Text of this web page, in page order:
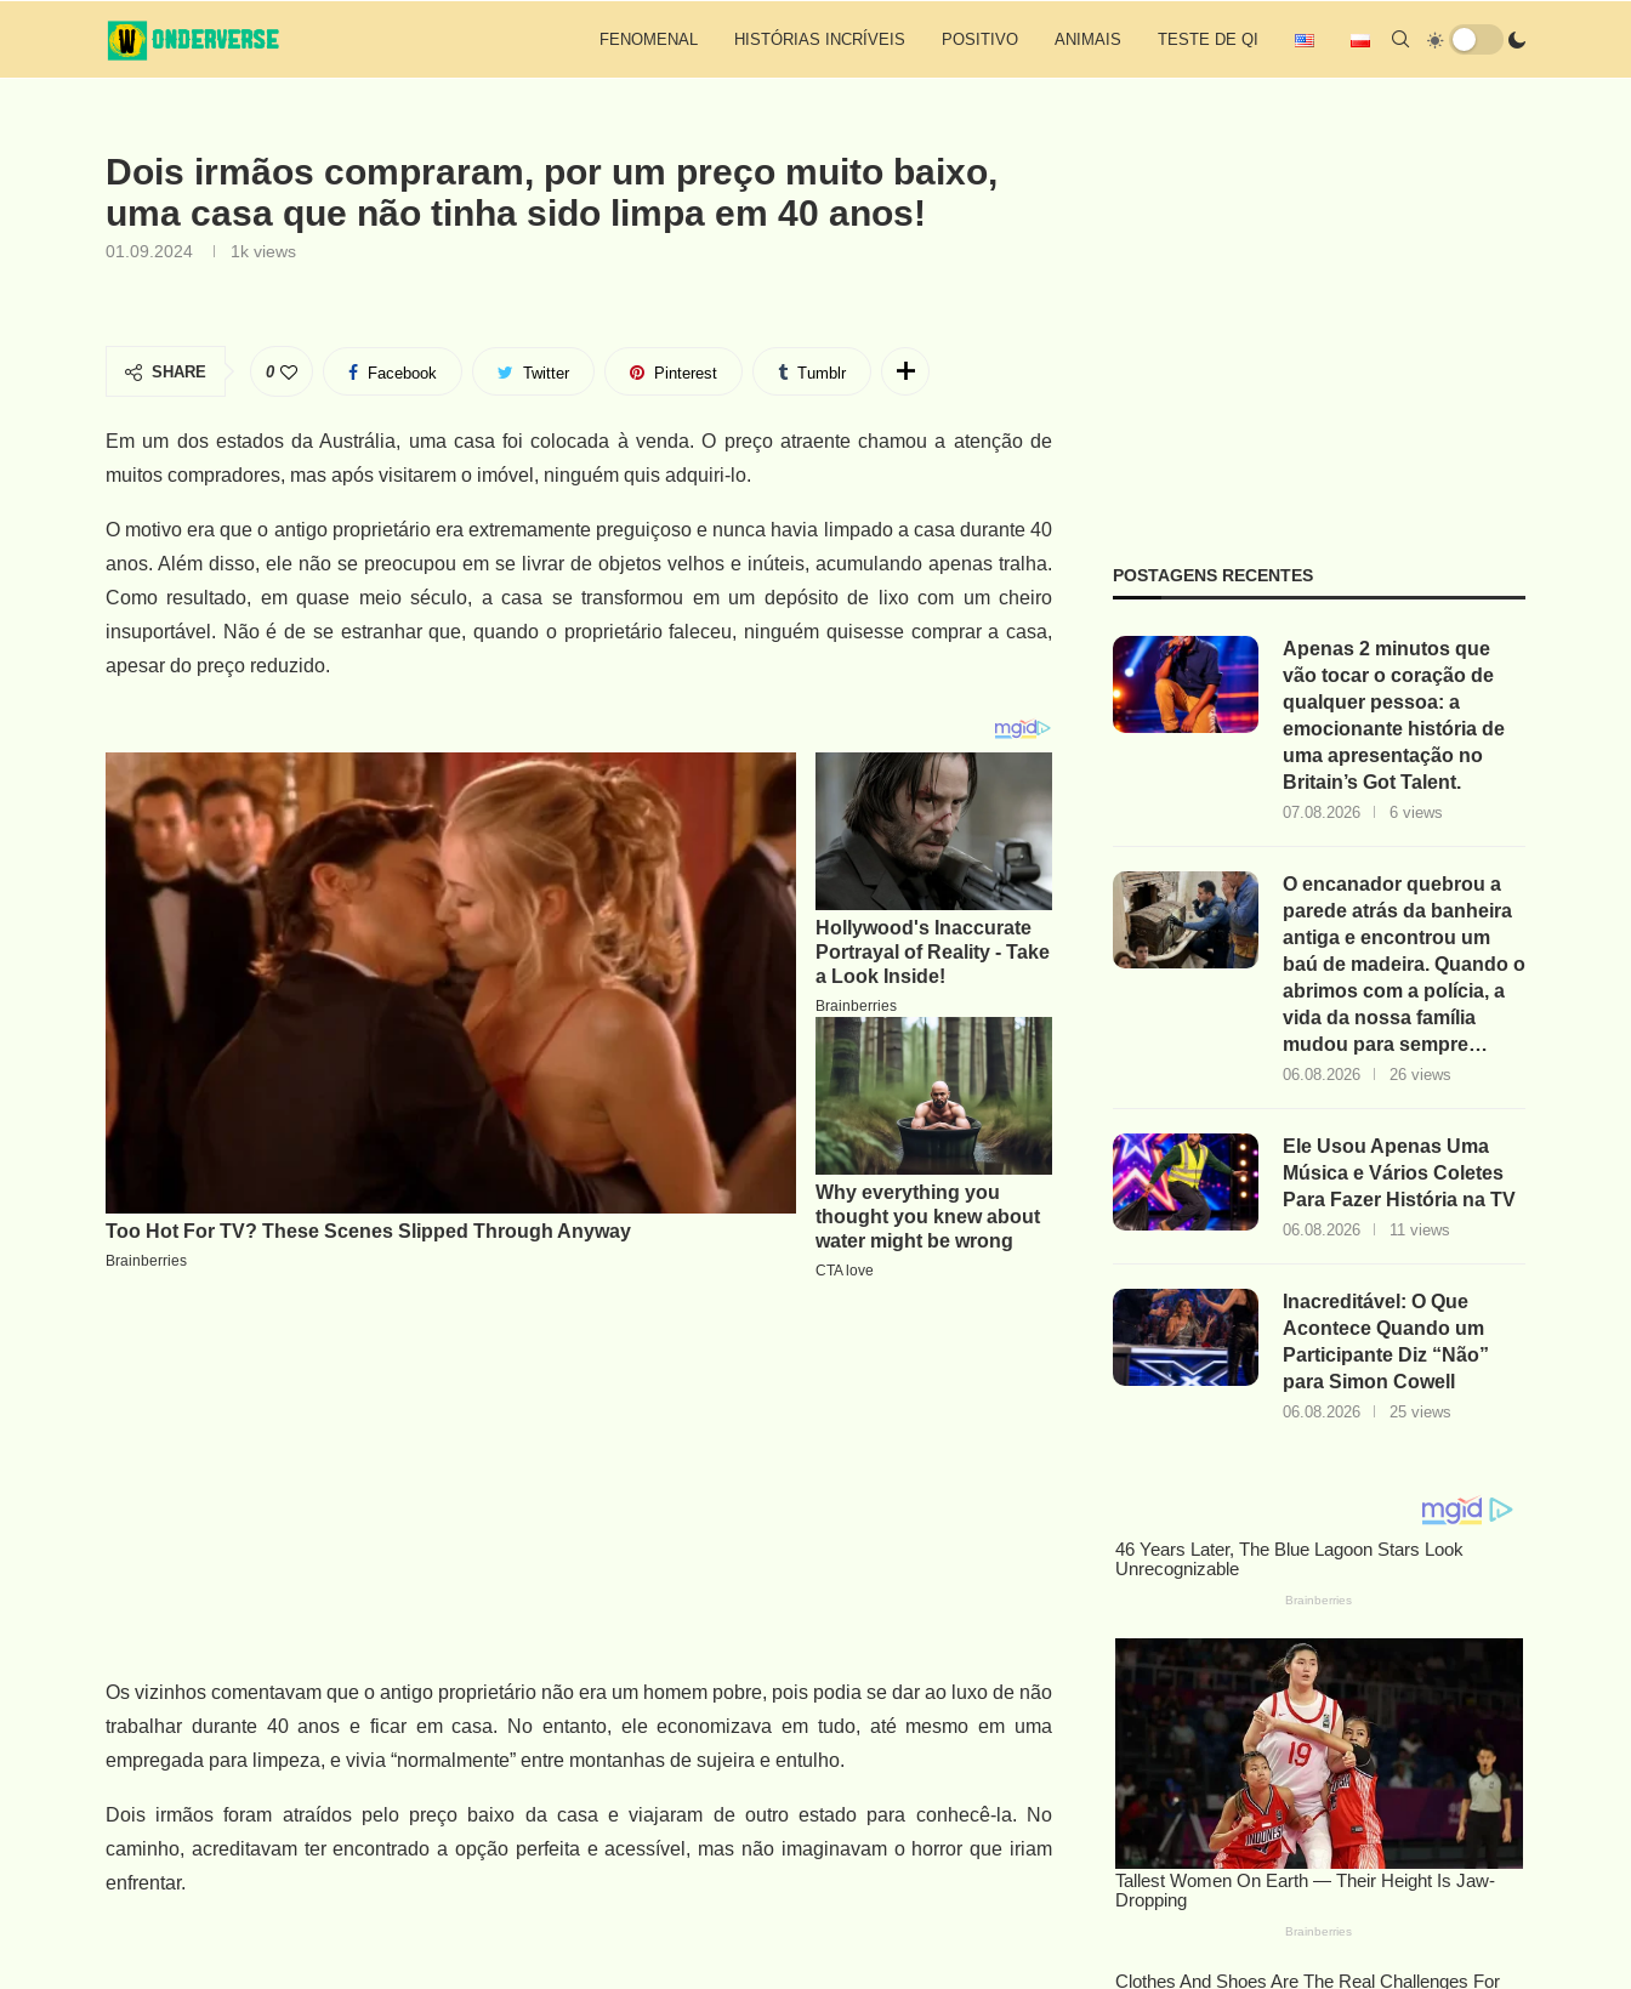
FENOMENAL HISTÓRIAS INCRÍVEIS POSITIVO ANIMAIS TESTE DE QI
Dois irmãos compraram, por um preço muito baixo,
uma casa que não tinha sido limpa em 40 anos!
01.09.2024 1k views
SHARE 0 Facebook Twitter Pinterest Tumblr
Em um dos estados da Austrália, uma casa foi colocada à venda. O preço atraente chamou a atenção de
muitos compradores, mas após visitarem o imóvel, ninguém quis adquiri-lo.
O motivo era que o antigo proprietário era extremamente preguiçoso e nunca havia limpado a casa durante 40
anos. Além disso, ele não se preocupou em se livrar de objetos velhos e inúteis, acumulando apenas tralha.
Como resultado, em quase meio século, a casa se transformou em um depósito de lixo com um cheiro
insuportável. Não é de se estranhar que, quando o proprietário faleceu, ninguém quisesse comprar a casa,
apesar do preço reduzido.
Os vizinhos comentavam que o antigo proprietário não era um homem pobre, pois podia se dar ao luxo de não
trabalhar durante 40 anos e ficar em casa. No entanto, ele economizava em tudo, até mesmo em uma
empregada para limpeza, e vivia “normalmente” entre montanhas de sujeira e entulho.
Dois irmãos foram atraídos pelo preço baixo da casa e viajaram de outro estado para conhecê-la. No
caminho, acreditavam ter encontrado a opção perfeita e acessível, mas não imaginavam o horror que iriam
enfrentar.
POSTAGENS RECENTES
Apenas 2 minutos que
vão tocar o coração de
qualquer pessoa: a
emocionante história de
uma apresentação no
Britain’s Got Talent.
07.08.2026 6 views
O encanador quebrou a
parede atrás da banheira
antiga e encontrou um
baú de madeira. Quando o
abrimos com a polícia, a
vida da nossa família
mudou para sempre…
06.08.2026 26 views
Ele Usou Apenas Uma
Música e Vários Coletes
Para Fazer História na TV
06.08.2026 11 views
Inacreditável: O Que
Acontece Quando um
Participante Diz “Não”
para Simon Cowell
06.08.2026 25 views